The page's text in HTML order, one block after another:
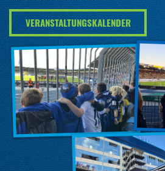
VERANSTALTUNGSKALENDER